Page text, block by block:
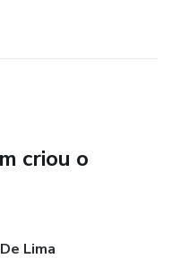
da sua saúde
criou o
Lima